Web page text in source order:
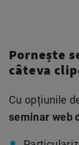
Pornește
câteva
Cu opțiunile
seminar web